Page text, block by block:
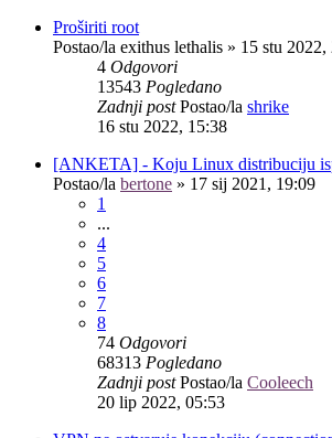
Proširiti root
Postao/la exithus lethalis » 15 stu 2022,
4 Odgovori
13543 Pogledano
Zadnji postPostao/la shrike
16 stu 2022, 15:38
[ANKETA] - Koju Linux distribuciju
Postao/la bertone » 17 sij 2021, 19:09
1
...
4
5
6
7
8
74 Odgovori
68313 Pogledano
Zadnji postPostao/la Cooleech
20 lip 2022, 05:53